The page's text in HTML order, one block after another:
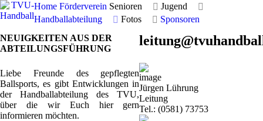
Home Förderverein Senioren
Jugend
Handballabteilung
Fotos
Sponsoren
NEUIGKEITEN AUS DER
ABTEILUNGSFÜHRUNG
Liebe Freunde des gepflegten
Ballsports, es gibt Entwicklungen in
der Handballabteilung des TVU,
über die wir Euch hier gern
informieren möchten.
Jürgen Lührung
Leitung
Tel.: (0581) 73753